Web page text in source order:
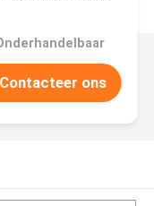
Contacteer ons